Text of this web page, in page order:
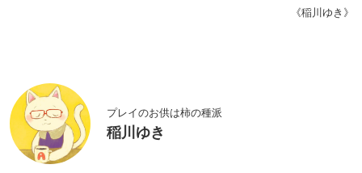
《稲川ゆき》
プレイのお供は柿の種派
稲川ゆき